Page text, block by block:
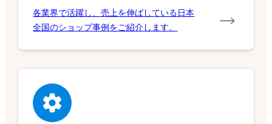
各業界で活躍し、売上を伸ばしている日本
全国のショップ事例をご紹介します。